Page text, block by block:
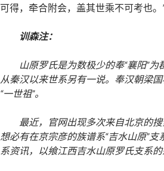
可得，牵合附会，盖其世乘不可考也。
训森注：
山原罗氏是为数极少的奉“襄阳”
从秦汉以来世系另有一说。奉汉朝梁国
“一世祖”。
最近，官网出现多次来自北京的搜
想必有在京宗彦的族谱系“吉水山原”
系资讯，以飨江西吉水山原罗氏支系的